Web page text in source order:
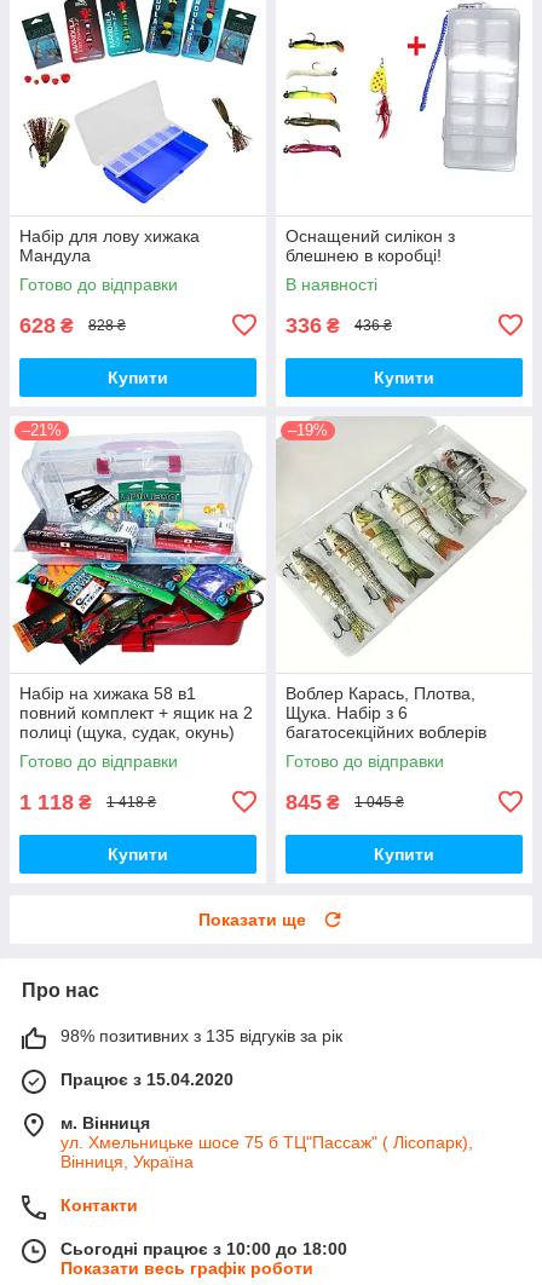
Набір для лову хижака
Мандула
Готово до відправки
628 ₴ 828 ₴
Купити
Оснащений силікон з
блешнею в коробці!
В наявності
336 ₴ 436 ₴
Купити
–21%
Набір на хижака 58 в1
повний комплект + ящик на 2
полиці (щука, судак, окунь)
Готово до відправки
1 118 ₴ 1 418 ₴
Купити
–19%
Воблер Карась, Плотва,
Щука. Набір з 6
багатосекційних воблерів
Готово до відправки
845 ₴ 1 045 ₴
Купити
Показати ще
Про нас
98% позитивних з 135 відгуків за рік
Працює з 15.04.2020
м. Вінниця
ул. Хмельницьке шосе 75 б ТЦ"Пассаж" ( Лісопарк),
Вінниця, Україна
Контакти
Сьогодні працює з 10:00 до 18:00
Показати весь графік роботи